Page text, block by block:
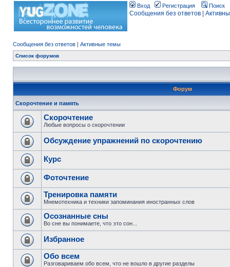
Вход Регистрация Поиск
Сообщения без ответов
Сообщения без ответов | Активные темы
Список форумов
Форум
Скорочтение и память
Скорочтение
Любые вопросы о скорочтении
Обсуждение упражнений по скорочтению
Курс
Фоточтение
Тренировка памяти
Мнемотехника и техники запоминания иностранных слов
Осознанные сны
Во сне вы понимаете, что это сон...
Избранное
Обо всем
Разговариваем обо всем, что не вошло в другие разделы